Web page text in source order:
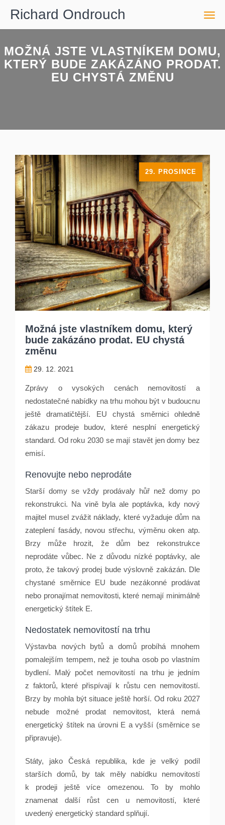
Richard Ondrouch
MOŽNÁ JSTE VLASTNÍKEM DOMU,
KTERÝ BUDE ZAKÁZÁNO PRODAT.
EU CHYSTÁ ZMĚNU
Možná jste vlastníkem domu, který
bude zakázáno prodat. EU chystá
změnu
29. 12. 2021
29. PROSINCE
Zprávy o vysokých cenách nemovitostí a
nedostatečné nabídky na trhu mohou být v budoucnu
ještě dramatičtější. EU chystá směrnici ohledně
zákazu prodeje budov, které nesplní energetický
standard. Od roku 2030 se mají stavět jen domy bez
emisí.
Renovujte nebo neprodáte
Starší domy se vždy prodávaly hůř než domy po
rekonstrukci. Na vině byla ale poptávka, kdy nový
majitel musel zvážit náklady, které vyžaduje dům na
zateplení fasády, novou střechu, výměnu oken atp.
Brzy může hrozit, že dům bez rekonstrukce
neprodáte vůbec. Ne z důvodu nízké poptávky, ale
proto, že takový prodej bude výslovně zakázán. Dle
chystané směrnice EU bude nezákonné prodávat
nebo pronajímat nemovitosti, které nemají minimálně
energetický štítek E.
Nedostatek nemovitostí na trhu
Výstavba nových bytů a domů probíhá mnohem
pomalejším tempem, než je touha osob po vlastním
bydlení. Malý počet nemovitostí na trhu je jedním
z faktorů, které přispívají k růstu cen nemovitostí.
Brzy by mohla být situace ještě horší. Od roku 2027
nebude možné prodat nemovitost, která nemá
energetický štítek na úrovni E a vyšší (směrnice se
připravuje).
Státy, jako Česká republika, kde je velký podíl
starších domů, by tak měly nabídku nemovitostí
k prodeji ještě více omezenou. To by mohlo
znamenat další růst cen u nemovitostí, které
uvedený energetický standard splňují.